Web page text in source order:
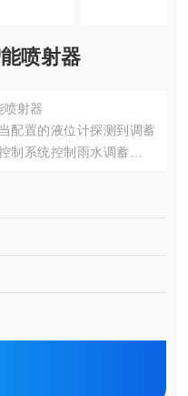
喷射器
喷射器
配置的液位计探测到调蓄
制系统控制雨水调蓄池智
悬浮状态。同时，潜污泵